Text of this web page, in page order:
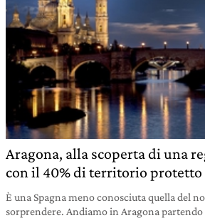
Aragona, alla scoperta di una
con il 40% di territorio protetto
È una Spagna meno conosciuta quella del
sorprendere. Andiamo in Aragona partendo